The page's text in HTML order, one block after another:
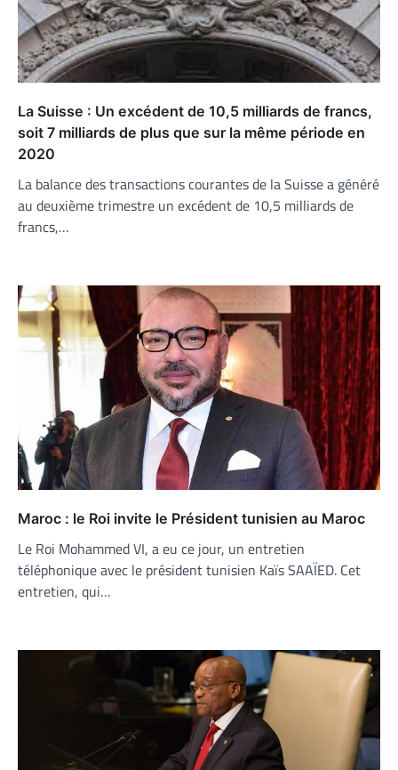
La Suisse : Un excédent de 10,5 milliards de francs,
soit 7 milliards de plus que sur la même période en
2020
La balance des transactions courantes de la Suisse a généré
au deuxième trimestre un excédent de 10,5 milliards de
francs,…
Maroc : le Roi invite le Président tunisien au Maroc
Le Roi Mohammed VI, a eu ce jour, un entretien
téléphonique avec le président tunisien Kaïs SAAÏED. Cet
entretien, qui…